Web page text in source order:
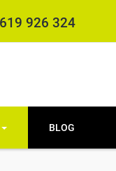
619 926 324
BLOG